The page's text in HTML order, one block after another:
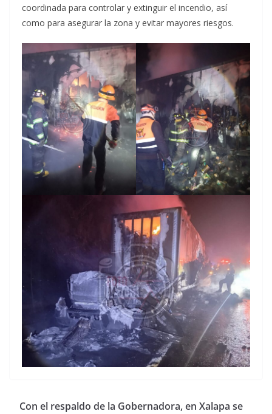
coordinada para controlar y extinguir el incendio, así
como para asegurar la zona y evitar mayores riesgos.
Con el respaldo de la Gobernadora, en Xalapa se